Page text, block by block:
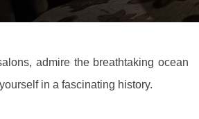
admire the breathtaking ocean
in a fascinating history.